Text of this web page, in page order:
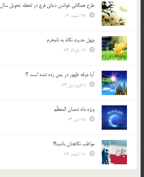
طرح همگانی خواندن دعای فرج در لحظه تحویل سال
چهل حدیث نگاه به نامحرم
آیا جرقه ظهور در یمن زده شده است ؟!
ویژه ماه شعبان المعظّم
مواظب نگاهتان باشید!!!